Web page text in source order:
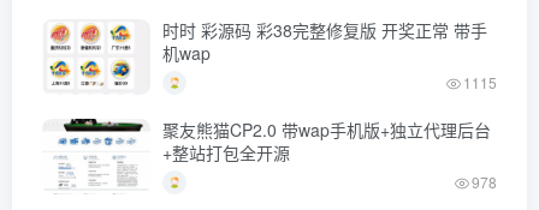
时时 彩源码 彩38完整修复版 开奖正常 带手
机wap
1115
聚友熊猫CP2.0 带wap手机版+独立代理后台
+整站打包全开源
978